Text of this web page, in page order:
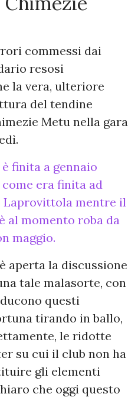
commessi dai
resosi
la vera, ulteriore
del tendine
Metu nella gara
finita a gennaio
era finita ad
mentre il
al momento roba da
maggio.
aperta la discussione
tale malasorte, con
questi
tirando in ballo,
le ridotte
su cui il club non ha
gli elementi
che oggi questo